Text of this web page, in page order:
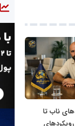
ناب تا